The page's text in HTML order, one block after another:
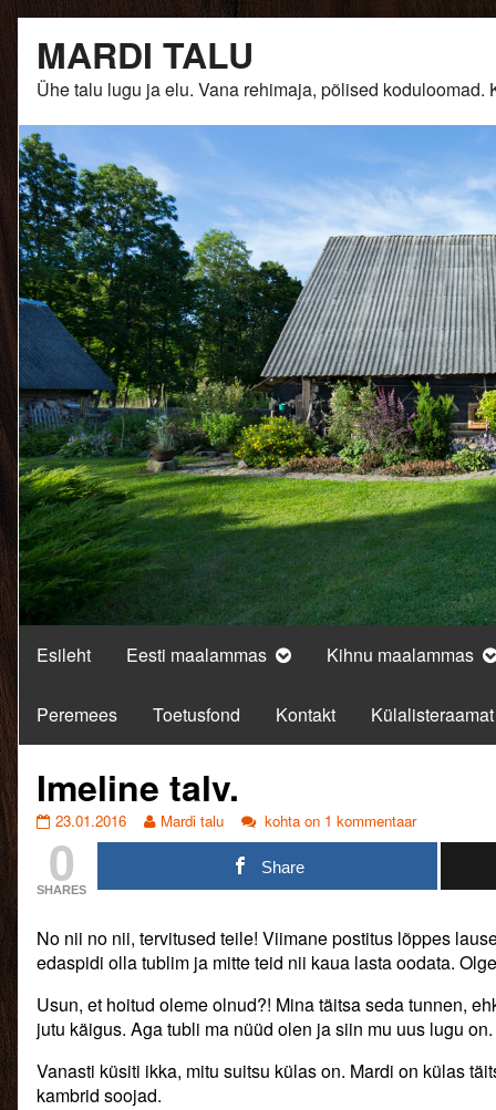
content
MARDI TALU
Ühe talu lugu ja elu. Vana rehimaja, põlised
Esileht Eesti maalammas Kihnu maalammas
Peremees Toetusfond Kontakt Külalisteraamat
Imeline talv.
Imeline
published
on
23.01.2016
Read
more
of
Imeline
Mardi talu
Imeline
talv.
kohta on 1 kommentaar
0
SHARES
Share
No nii no nii, tervitused teile! Viimane postitus lõppes
edaspidi olla tublim ja mitte teid nii kaua lasta oodata.
Usun, et hoitud oleme olnud?! Mina täitsa seda tunnen,
jutu käigus. Aga tubli ma nüüd olen ja siin mu uus lugu
Vanasti küsiti ikka, mitu suitsu külas on. Mardi on külas
kambrid soojad.